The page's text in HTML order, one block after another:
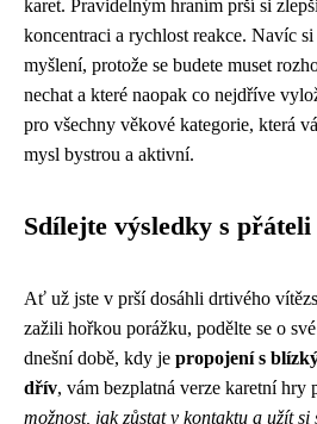
karet. Pravidelným hraním prší si
koncentraci a rychlost reakce. Navíc
myšlení, protože se budete muset
nechat a které naopak co nejdříve
pro všechny věkové kategorie, která
mysl bystrou a aktivní.
Sdílejte výsledky s přáteli
Ať už jste v prší dosáhli drtivého
zažili hořkou porážku, podělte se o
dnešní době, kdy je propojení s
dřív, vám bezplatná verze karetní hry
možnost, jak zůstat v kontaktu a užít si